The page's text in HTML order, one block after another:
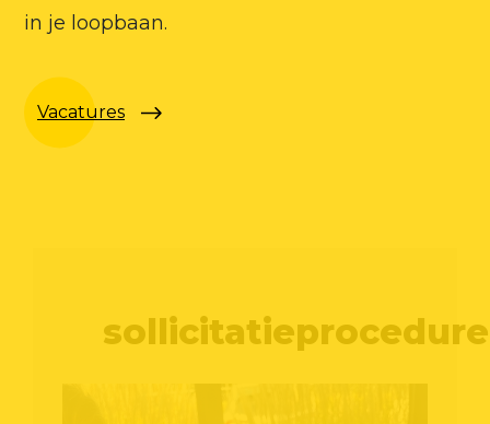
in je loopbaan.
Vacatures
sollicitatieprocedure